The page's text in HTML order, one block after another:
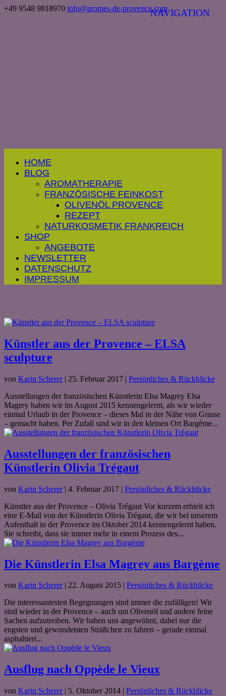
+49 9548 9818970 info@aromes-de-provence.com
HOME
BLOG
AROMATHERAPIE
FRANZÖSISCHE FEINKOST
OLIVENÖL PROVENCE
REZEPT
NATURKOSMETIK FRANKREICH
SHOP
ANGEBOTE
NEWSLETTER
DATENSCHUTZ
IMPRESSUM
Künstler aus der Provence – ELSA
sculpture
von Karin Scherer| 25. Februar 2017 | Persönliches & Rückblicke
Ausstellungen der französischen Künstlerin Elsa Magrey Elsa
Magrey haben wir im August 2015 kennengelernt, als wir wieder
einmal Urlaub in der Provence – dieses Mal in der Nähe von Grasse
– gemacht haben. Per Zufall sind wir in den kleinen Ort Bargème...
Ausstellungen der französischen
Künstlerin Olivia Trégaut
von Karin Scherer| 4. Februar 2017 | Persönliches & Rückblicke
Künstler aus der Provence – Olivia Trégaut Vor kurzem erhielt ich
eine E-Mail von der Künstlerin Olivia Trégaut, die wir bei unserem
Aufenthalt in der Provence im Oktober 2014 kennengelernt haben.
Sie schreibt, dass sie immer mehr in einem Prozess des...
Die Künstlerin Elsa Magrey aus Bargème
von Karin Scherer| 22. August 2015 | Persönliches & Rückblicke
Die interessantesten Begegnungen sind immer die zufälligen! Wir
sind wieder in der Provence – auch um Olivenöl und andere feine
Sachen aufzutreiben. Wir haben uns angewöhnt, dabei nur die
engsten und gewundetsten Sträßchen zu fahren – gerade einmal
asphaltiert...
Ausflug nach Oppède le Vieux
von Karin Scherer| 5. Oktober 2014 | Persönliches & Rückblicke